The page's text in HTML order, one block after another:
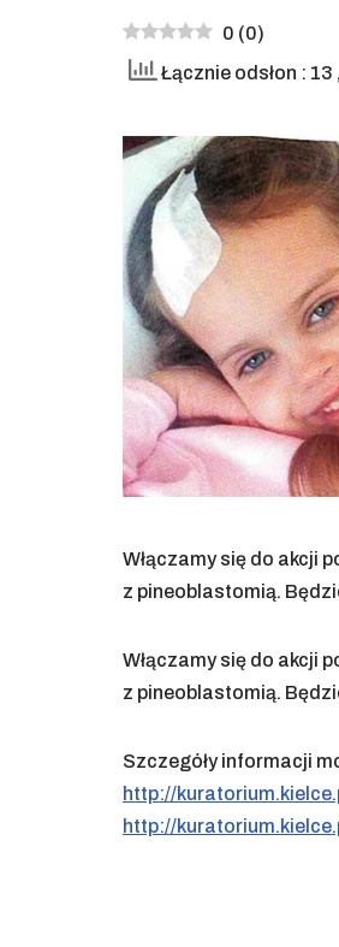
0 (0)
Łącznie odsłon : 13
Włączamy się do akcji
z pineoblastomią.
Włączamy się do akcji
z pineoblastomią.
Szczegóły informacji
http://
http://